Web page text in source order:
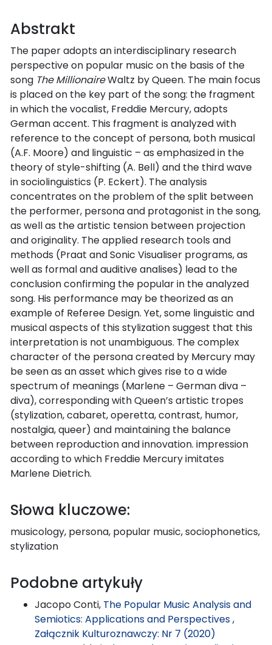
Abstrakt
The paper adopts an interdisciplinary research
perspective on popular music on the basis of the
song The MillionaireWaltz by Queen. The main focus
is placed on the key part of the song: the fragment
in which the vocalist, Freddie Mercury, adopts
German accent. This fragment is analyzed with
reference to the concept of persona, both musical
(A.F. Moore) and linguistic – as emphasized in the
theory of style-shifting (A. Bell) and the third wave
in sociolinguistics (P. Eckert). The analysis
concentrates on the problem of the split between
the performer, persona and protagonist in the song,
as well as the artistic tension between projection
and originality. The applied research tools and
methods (Praat and Sonic Visualiser programs, as
well as formal and auditive analises) lead to the
conclusion confirming the popular in the analyzed
song. His performance may be theorized as an
example of Referee Design. Yet, some linguistic and
musical aspects of this stylization suggest that this
interpretation is not unambiguous. The complex
character of the persona created by Mercury may
be seen as an asset which gives rise to a wide
spectrum of meanings (Marlene – German diva –
diva), corresponding with Queen’s artistic tropes
(stylization, cabaret, operetta, contrast, humor,
nostalgia, queer) and maintaining the balance
between reproduction and innovation. impression
according to which Freddie Mercury imitates
Marlene Dietrich.
Słowa kluczowe:
musicology, persona, popular music, sociophonetics,
stylization
Podobne artykuły
Jacopo Conti, The Popular Music Analysis and
Semiotics: Applications and Perspectives,
Załącznik Kulturoznawczy: Nr 7 (2020)